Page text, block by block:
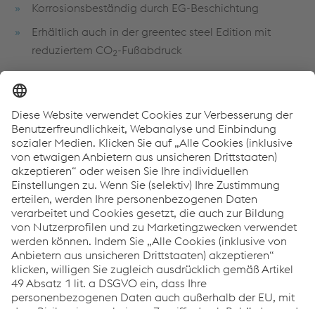
Korrosionsbeständig durch EG-Beschichtung
Erhältlich auch in der greentec steel Edition mit
reduziertem CO2-Fußabdruck
Das könnte Sie auch interessieren
Events